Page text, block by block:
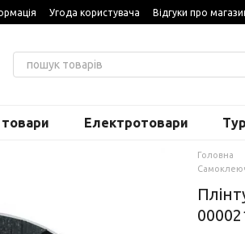
Угода користувача Відгуки про
Електротовари
Головна